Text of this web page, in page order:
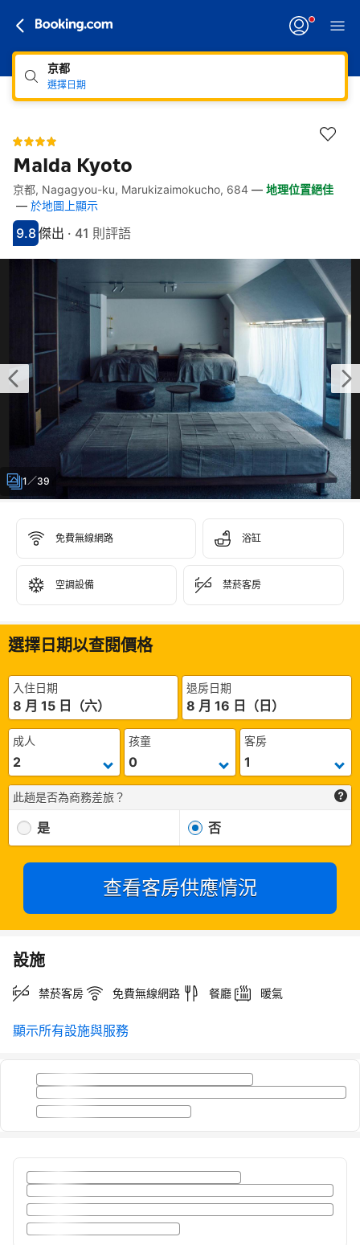
京都
選擇日期
Malda Kyoto
快速連結
跳至住宿介紹
跳至熱門設施
跳至客房類型
跳至訂房政策
京都, Nagagyou-ku, Marukizaimokucho, 684 — 地理位置絕佳
— 於地圖上顯示
分數9.8分
9.8
評比傑出
傑出 · 41 則評語
1／39
免費無線網路 浴缸
空調設備 禁菸客房
選擇日期以查閱價格
入住日期
8 月 15 日（六）
退房日期
8 月 16 日（日）
成人 孩童 客房
此趟是否為商務差旅？
是 否
查看客房供應情況
設施
禁菸客房 免費無線網路 餐廳 暖氣
顯示所有設施與服務